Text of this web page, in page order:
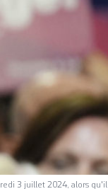
3 juillet 2024, alors qu'il